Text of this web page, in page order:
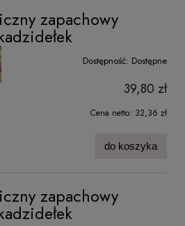
zapachowy
Dostępność: Dostępne
39,80 zł
Cena netto: 32,36 zł
do koszyka
zapachowy